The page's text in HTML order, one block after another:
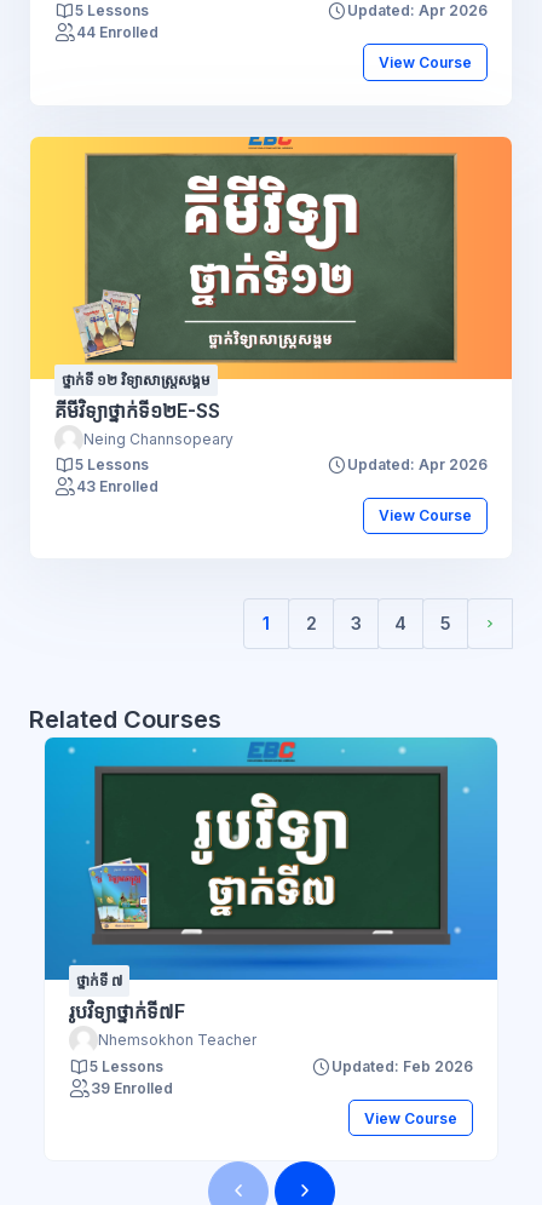
5 Lessons
Updated: Apr 2026
44 Enrolled
View Course
ថ្នាក់ទី ១២ វិទ្យាសាស្រ្តសង្គម
គីមីវិទ្យាថ្នាក់ទី១២E-SS
Neing Channsopeary
5 Lessons
Updated: Apr 2026
43 Enrolled
View Course
1
(current)
2 3 4 5
Next
Related Courses
ថ្នាក់ទី ៧
រូបវិទ្យាថ្នាក់ទី៧F
Nhemsokhon Teacher
5 Lessons
Updated: Feb 2026
39 Enrolled
View Course